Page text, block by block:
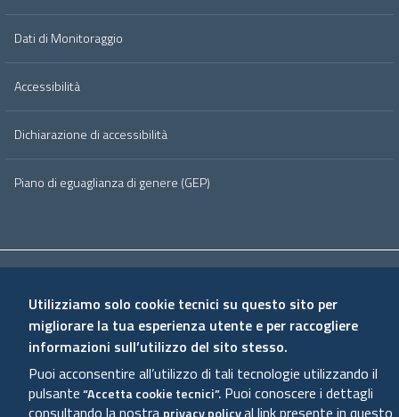
Dati di Monitoraggio
Accessibilità
Dichiarazione di accessibilità
Piano di eguaglianza di genere (GEP)
prints
Utilizziamo solo cookie tecnici su questo sito per
migliorare la tua esperienza utente e per raccogliere
informazioni sull’utilizzo del sito stesso.
Puoi acconsentire all’utilizzo di tali tecnologie utilizzando il
pulsante“Accetta cookie tecnici”. Puoi conoscere i dettagli
consultando la nostra privacy policyal link presente in questo